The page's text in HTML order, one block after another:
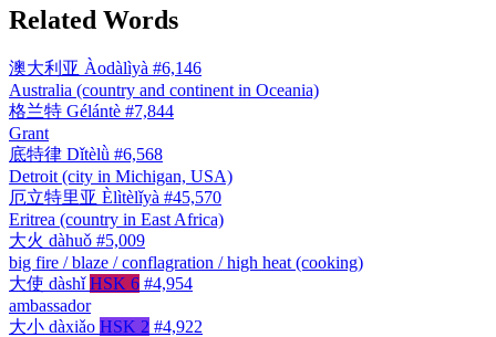
Related Words
澳大利亚 Àodàlìyà #6,146
Australia (country and continent in Oceania)
格兰特 Gélántè #7,844
Grant
底特律 Dǐtèlǜ #6,568
Detroit (city in Michigan, USA)
厄立特里亚 Èlìtèlǐyà #45,570
Eritrea (country in East Africa)
大火 dàhuǒ #5,009
big fire / blaze / conflagration / high heat (cooking)
大使 dàshǐ HSK 6 #4,954
ambassador
大小 dàxiǎo HSK 2 #4,922